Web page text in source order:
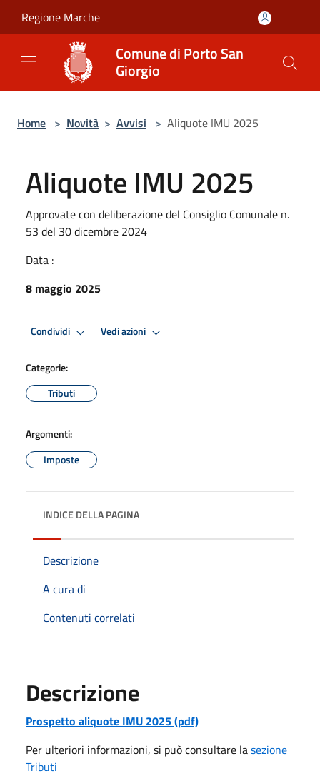
Regione Marche
Comune di Porto San
Giorgio
Home > Novità > Avvisi > Aliquote IMU 2025
Aliquote IMU 2025
Approvate con deliberazione del Consiglio Comunale n.
53 del 30 dicembre 2024
Data :
8 maggio 2025
Condividi Vedi azioni
Categorie:
Tributi
Argomenti:
Imposte
INDICE DELLA PAGINA
Descrizione
A cura di
Contenuti correlati
Descrizione
Prospetto aliquote IMU 2025 (pdf)
Per ulteriori informazioni, si può consultare lasezione
Tributi